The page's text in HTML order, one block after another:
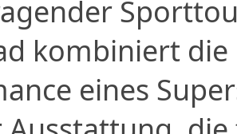
kombiniert die
eines